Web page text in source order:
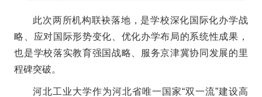
此次两所机构联袂落地，是学校深化国际化办学战
略、应对国际形势变化、优化办学布局的系统性成果，
也是学校落实教育强国战略、服务京津冀协同发展的里
程碑突破。
河北工业大学作为河北省唯一国家“双一流”建设高